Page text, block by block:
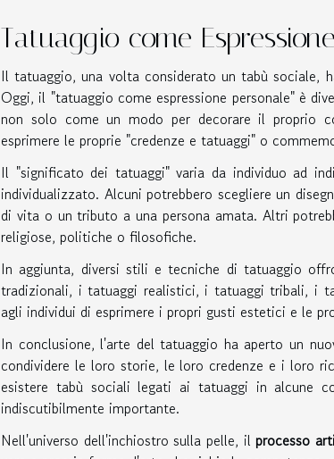
Tatuaggio come
Il tatuaggio, una volta considerato un tabù sociale,
Oggi, il "tatuaggio come espressione personale" è
non solo come un modo per decorare il proprio
esprimere le proprie "credenze e tatuaggi" o
Il "significato dei tatuaggi" varia da individuo ad
individualizzato. Alcuni potrebbero scegliere un
di vita o un tributo a una persona amata. Altri
religiose, politiche o filosofiche.
In aggiunta, diversi stili e tecniche di tatuaggio
tradizionali, i tatuaggi realistici, i tatuaggi tribali, i
agli individui di esprimere i propri gusti estetici e le
In conclusione, l'arte del tatuaggio ha aperto un
condividere le loro storie, le loro credenze e i loro
esistere tabù sociali legati ai tatuaggi in alcune
indiscutibilmente importante.
Nell'universo dell'inchiostro sulla pelle, il processo